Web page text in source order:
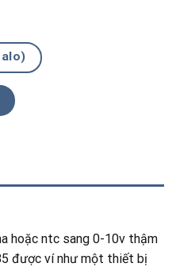
hoặc ntc sang 0-10v thậm
được ví như một thiết bị